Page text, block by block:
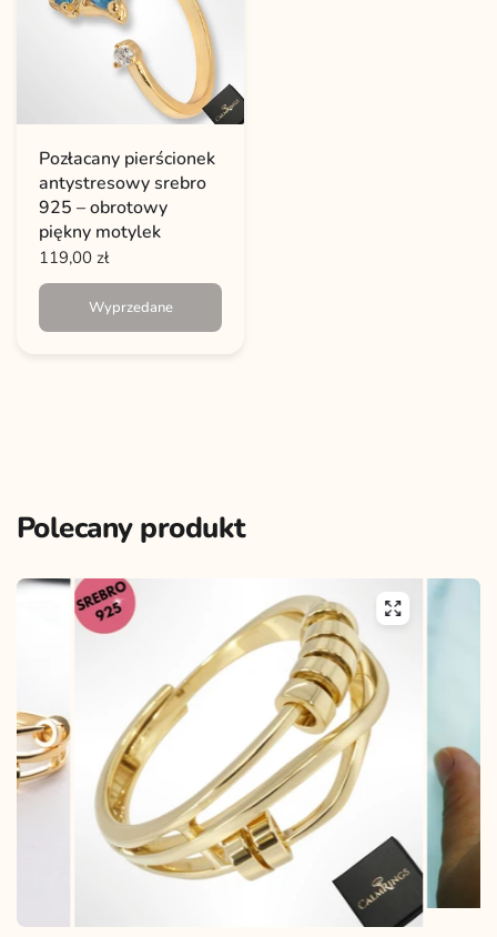
Pozłacany pierścionek
antystresowy srebro
925 – obrotowy
piękny motylek
119,00 zł
Wyprzedane
Polecany produkt